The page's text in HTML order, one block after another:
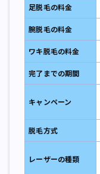
足脱毛の料金
腕脱毛の料金
ワキ脱毛の料金
完了までの期間
キャンペーン
脱毛方式
レーザーの種類